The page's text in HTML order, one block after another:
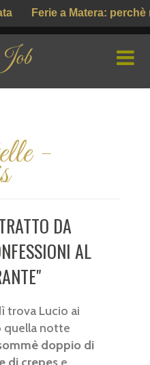
Ferie a Matera: perchè
( ІТАЛІЙСЬКИЙ СМАК )
-
DA
AL
trova Lucio ai
quella notte
doppio di